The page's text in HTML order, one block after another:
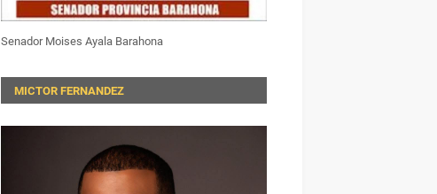
Senador Moises Ayala Barahona
MICTOR FERNANDEZ